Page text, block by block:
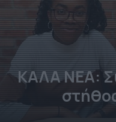
ΚΑΛΑ ΝΕΑ: